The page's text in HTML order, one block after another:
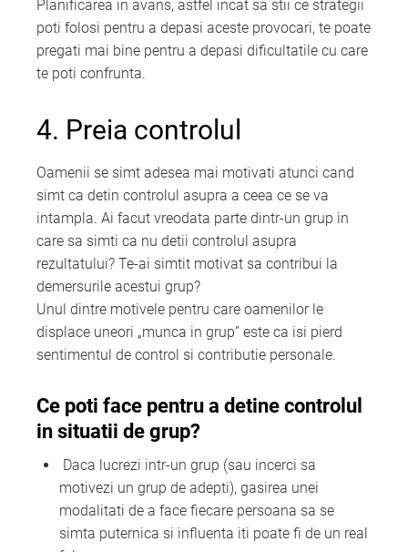
Planificarea in avans, astfel incat sa stii ce strategii
poti folosi pentru a depasi aceste provocari, te poate
pregati mai bine pentru a depasi dificultatile cu care
te poti confrunta.
4. Preia controlul
Oamenii se simt adesea mai motivati atunci cand
simt ca detin controlul asupra a ceea ce se va
intampla. Ai facut vreodata parte dintr-un grup in
care sa simti ca nu detii controlul asupra
rezultatului? Te-ai simtit motivat sa contribui la
demersurile acestui grup?
Unul dintre motivele pentru care oamenilor le
displace uneori „munca in grup” este ca isi pierd
sentimentul de control si contributie personale.
Ce poti face pentru a detine controlul
in situatii de grup?
Daca lucrezi intr-un grup (sau incerci sa
motivezi un grup de adepti), gasirea unei
modalitati de a face fiecare persoana sa se
simta puternica si influenta iti poate fi de un real